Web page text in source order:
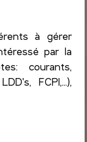
à gérer
par la
courants,
FCPI,...),